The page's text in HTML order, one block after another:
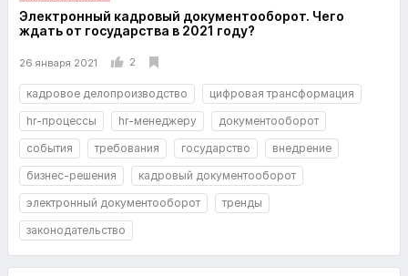
Электронный кадровый документооборот. Чего
ждать от государства в 2021 году?
26 января 2021 2
кадровое делопроизводство
цифровая трансформация
hr-процессы
hr-менеджеру
документооборот
события
требования государство
внедрение
бизнес-решения
кадровый документооборот
электронный документооборот
тренды
законодательство